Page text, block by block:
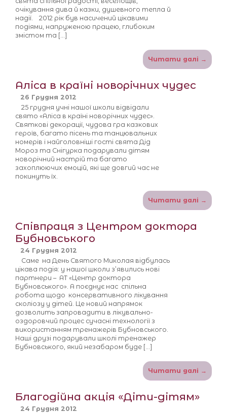
очікування дива й казки, душевного тепла й
надії. 2012 рік був насичений цікавими
подіями, напруженою працею, глибоким
змістом та […]
Читати далі →
Аліса в країні новорічних чудес
26 Грудня 2012
25 грудня учні нашої школи відвідали
свято «Аліса в країні новорічних чудес».
Святкові декорації, чудова гра казкових
героїв, багато пісень та танцювальних
номерів і найголовніші гості свята Дід
Мороз та Снігурка подарували дітям
новорічний настрій та багато
захоплюючих емоцій, які ще довгий час не
покинуть їх.
Читати далі →
Співпраця з Центром доктора
Бубновського
24 Грудня 2012
Саме на День Святого Миколая відбулась
цікава подія: у нашої школи з’явились нові
партнери – АТ «Центр доктора
Бубновського». А поєднує нас спільна
робота щодо консервативного лікування
сколіозу у дітей. Це новий напрямок
дозволить запровадити в лікувально-
оздоровчий процес сучасні технології з
використанням тренажерів Бубновського.
Наші друзі подарували школі тренажер
Бубновського, який незабаром буде […]
Читати далі →
Благодійна акція «Діти-дітям»
24 Грудня 2012